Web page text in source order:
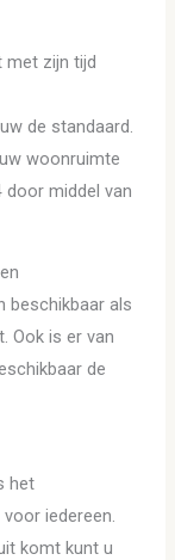
met zijn tijd
de standaard.
woonruimte
door middel van
beschikbaar als
Ook is er van
de
het
iedereen.
komt kunt u